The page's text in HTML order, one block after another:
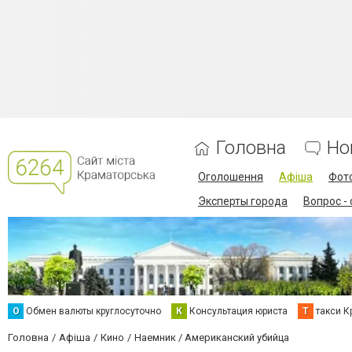
Головна
Оголошення Афіша
Эксперты города
Вопрос -
О Обмен валюты круглосуточно К Консультация юриста Т такси
Головна Афіша Кино Наемник / Американский убийца